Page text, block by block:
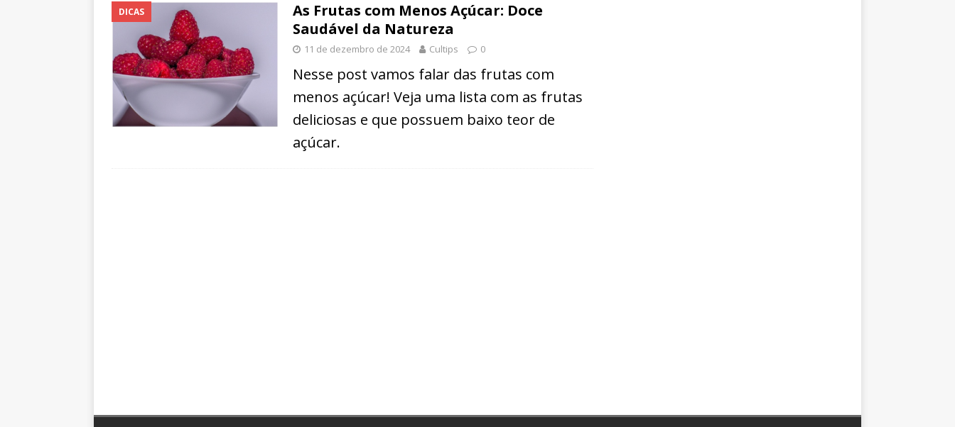
DICAS
As Frutas com Menos Açúcar: Doce
Saudável da Natureza
11 de dezembro de 2024 Cultips 0
Nesse post vamos falar das frutas com
menos açúcar! Veja uma lista com as frutas
deliciosas e que possuem baixo teor de
açúcar.